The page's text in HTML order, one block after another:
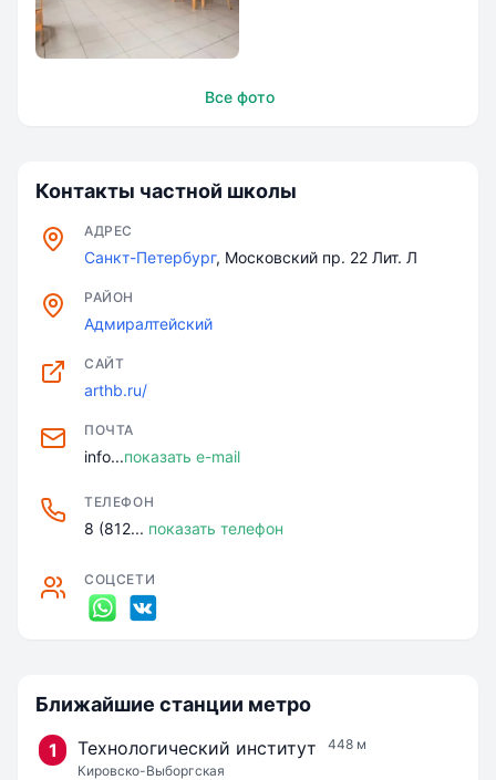
Все фото
Контакты частной школы
АДРЕС
Санкт-Петербург, Московский пр. 22 Лит. Л
РАЙОН
Адмиралтейский
САЙТ
arthb.ru/
ПОЧТА
info...показать e-mail
ТЕЛЕФОН
8 (812... показать телефон
СОЦСЕТИ
Ближайшие станции метро
1 Технологический институт
Кировско-Выборгская
448 м